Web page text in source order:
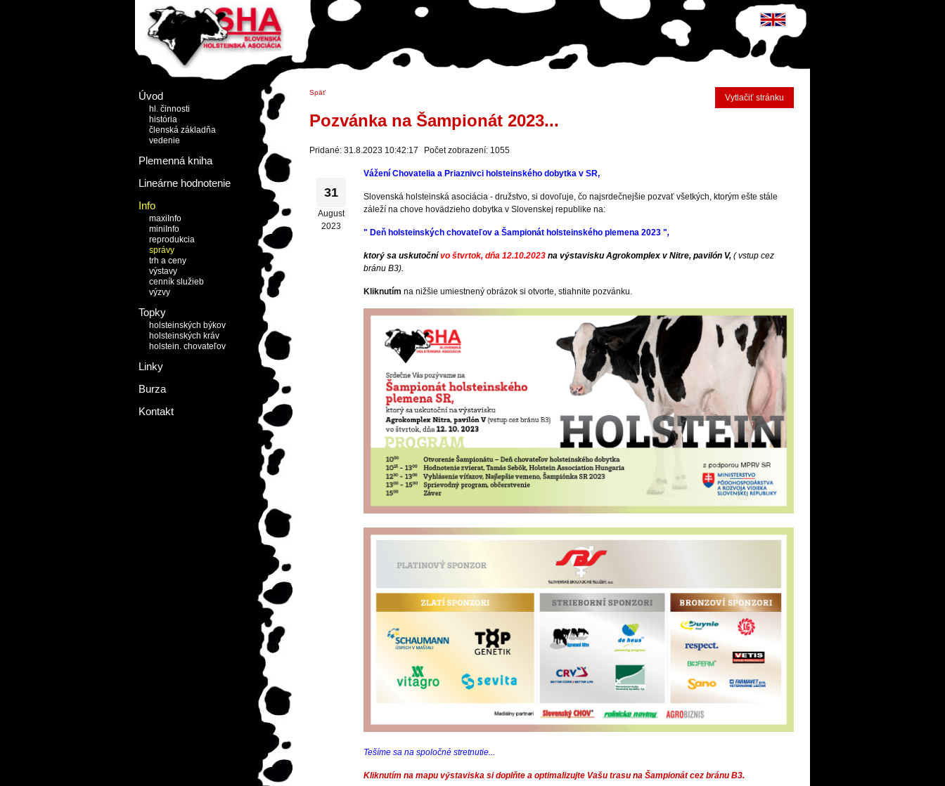
Úvod
hl. činnosti
história
členská základňa
vedenie
Plemenná kniha
Lineárne hodnotenie
Info
maxiInfo
miniInfo
reprodukcia
správy
trh a ceny
výstavy
cenník služieb
výzvy
Topky
holsteinských býkov
holsteinských kráv
holstein. chovateľov
Linky
Burza
Kontakt
Späť
Vytlačiť stránku
Pozvánka na Šampionát 2023...
Pridané: 31.8.2023 10:42:17 Počet zobrazení: 1055
31
August
2023
Vážení Chovatelia a Priaznivci holsteinského dobytka v SR,
Slovenská holsteinská asociácia - družstvo, si dovoľuje, čo najsrdečnejšie pozvať všetkých, ktorým ešte stále
záleží na chove hovädzieho dobytka v Slovenskej republike na:
" Deň holsteinských chovateľov a Šampionát holsteinského plemena 2023 ",
ktorý sa uskutočnívo štvrtok, dňa 12.10.2023 na výstavisku Agrokomplex v Nitre, pavilón V, ( vstup cez
bránu B3).
Kliknutím na nižšie umiestnený obrázok si otvorte, stiahnite pozvánku.
Tešíme sa na spoločné stretnutie...
Kliknutím na mapu výstaviska si doplňte a optimalizujte Vašu trasu na Šampionát cez bránu B3.